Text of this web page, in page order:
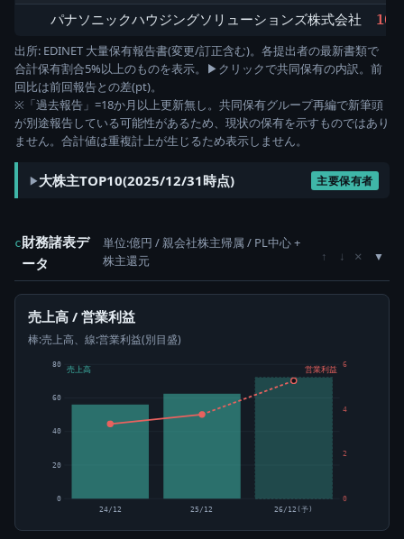
パナソニックハウジングソリューションズ株式会社
出所: EDINET 大量保有報告書(変更/訂正含む)。各提出者の最新書類で
合計保有割合5%以上のものを表示。▶クリックで共同保有の内訳。前
回比は前回報告との差(pt)。
※「過去報告」=18か月以上更新無し。共同保有グループ再編で新筆頭
が別途報告している可能性があるため、現状の保有を示すものではあり
ません。合計値は重複計上が生じるため表示しません。
大株主TOP10(2025/12/31時点) 主要保有者
c財務諸表デ
ータ
単位:億円 / 親会社株主帰属 / PL中心 +
株主還元
↑ ↓ ×
売上高 / 営業利益
棒:売上高、線:営業利益(別目盛)
0
20
40
60
80
0
2
4
6
24/12 25/12 26/12(予)
売上高 営業利益